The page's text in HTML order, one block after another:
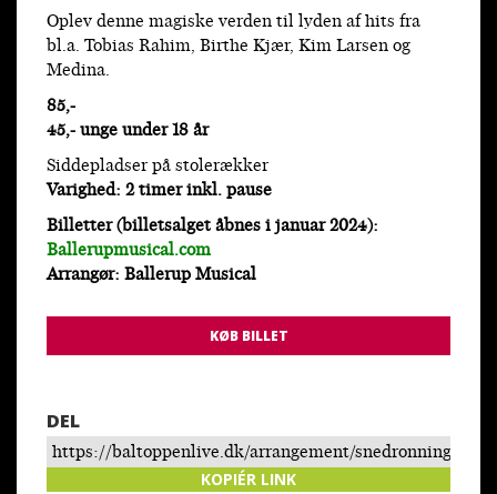
Oplev denne magiske verden til lyden af hits fra
bl.a. Tobias Rahim, Birthe Kjær, Kim Larsen og
Medina.
85,-
45,- unge under 18 år
Siddepladser på stolerækker
Varighed: 2 timer inkl. pause
Billetter (billetsalget åbnes i januar 2024):
Ballerupmusical.com
Arrangør: Ballerup Musical
KØB BILLET
DEL
https://baltoppenlive.dk/arrangement/snedronningen_1/
KOPIÉR LINK